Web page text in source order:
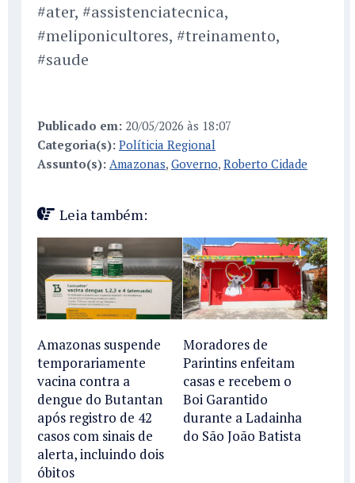
#ater, #assistenciatecnica,
#meliponicultores, #treinamento,
#saude
Publicado em: 20/05/2026 às 18:07
Categoria(s): Políticia Regional
Assunto(s): Amazonas, Governo, Roberto Cidade
Leia também:
Amazonas suspende
temporariamente
vacina contra a
dengue do Butantan
após registro de 42
casos com sinais de
alerta, incluindo dois
óbitos
Moradores de
Parintins enfeitam
casas e recebem o
Boi Garantido
durante a Ladainha
do São João Batista